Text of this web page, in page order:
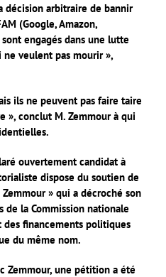
décision arbitraire de bannir
(Google, Amazon,
engagés dans une lutte
veulent pas mourir »,
ils ne peuvent pas faire taire
», conclut M. Zemmour à qui
ouvertement candidat à
dispose du soutien de
Zemmour » qui a décroché son
la Commission nationale
des financements politiques
du même nom.
Zemmour, une pétition a été